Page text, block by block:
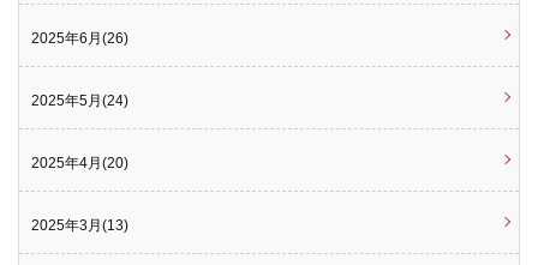
2025年6月(26)
2025年5月(24)
2025年4月(20)
2025年3月(13)